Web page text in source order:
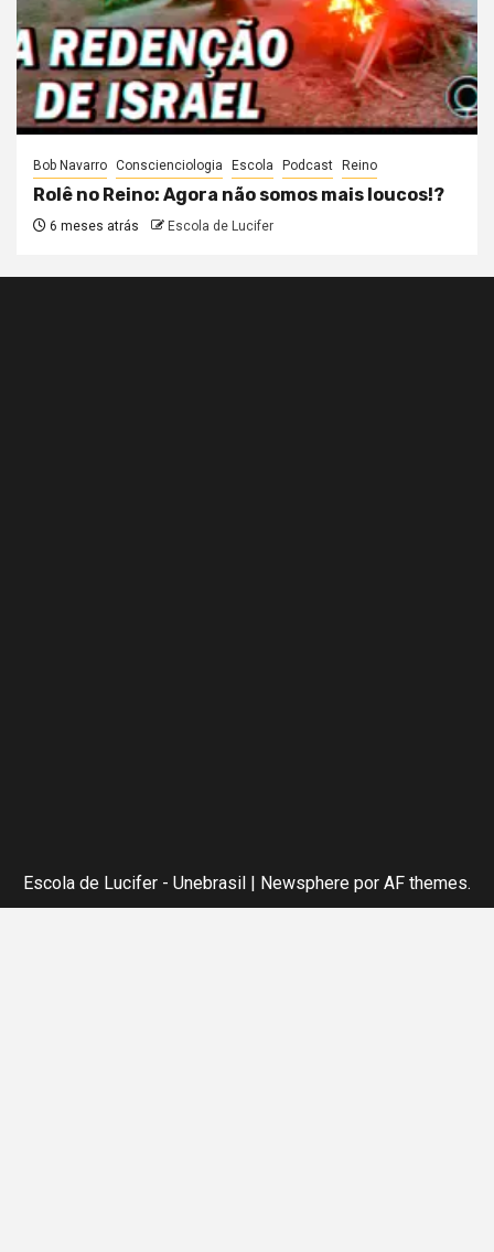
Bob Navarro Conscienciologia Escola Podcast Reino
Rolê no Reino: Agora não somos mais loucos!?
6 meses atrás Escola de Lucifer
Escola de Lucifer - Unebrasil Newsphere por AF themes.